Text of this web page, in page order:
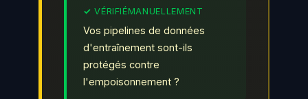
Vos pipelines de données
d'entraînement sont-ils
protégés contre
l'empoisonnement ?